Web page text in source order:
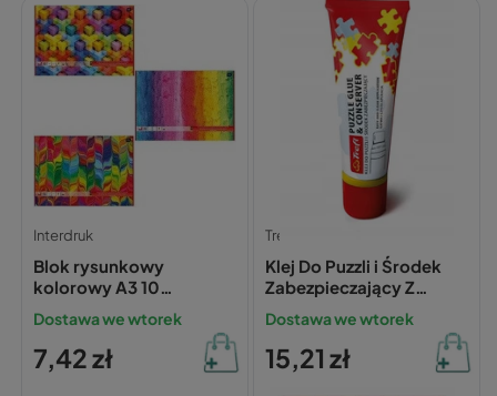
Interdruk
Blok rysunkowy
kolorowy A3 10
barwiony w masie p10,
cena za 1szt.
Dostawa we wtorek
7,42 zł
Trefl
Klej Do Puzzli i Środek
Zabezpieczający Z
Gąbeczką 70ml Trefl
Dostawa we wtorek
15,21 zł